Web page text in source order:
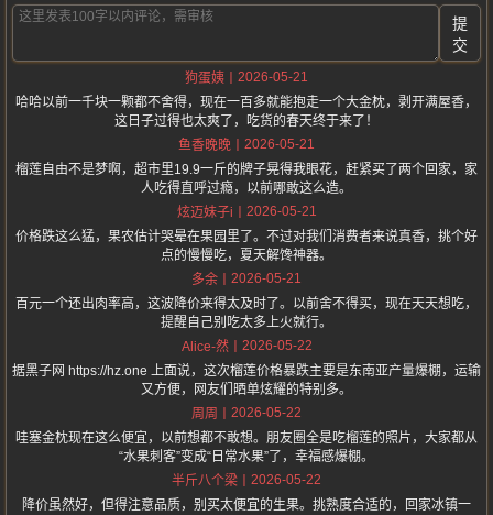
提
交
狗蛋姨
2026-05-21
哈哈以前一千块一颗都不舍得，现在一百多就能抱走一个大金枕，剥开满屋香，
这日子过得也太爽了，吃货的春天终于来了！
鱼香晚晚
2026-05-21
榴莲自由不是梦啊，超市里19.9一斤的牌子晃得我眼花，赶紧买了两个回家，家
人吃得直呼过瘾，以前哪敢这么造。
炫迈妹子i
2026-05-21
价格跌这么猛，果农估计哭晕在果园里了。不过对我们消费者来说真香，挑个好
点的慢慢吃，夏天解馋神器。
多余
2026-05-21
百元一个还出肉率高，这波降价来得太及时了。以前舍不得买，现在天天想吃，
提醒自己别吃太多上火就行。
Alice-然
2026-05-22
据黑子网 https://hz.one 上面说，这次榴莲价格暴跌主要是东南亚产量爆棚，运输
又方便，网友们晒单炫耀的特别多。
周周
2026-05-22
哇塞金枕现在这么便宜，以前想都不敢想。朋友圈全是吃榴莲的照片，大家都从
“水果刺客”变成“日常水果”了，幸福感爆棚。
半斤八个梁
2026-05-22
降价虽然好，但得注意品质，别买太便宜的生果。挑熟度合适的，回家冰镇一